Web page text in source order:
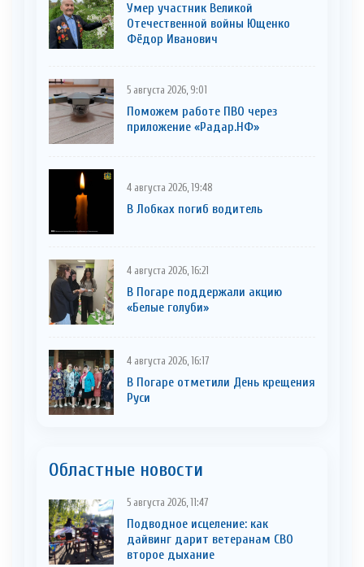
Умер участник Великой
Отечественной войны Ющенко
Фёдор Иванович
5 августа 2026, 9:01
Поможем работе ПВО через
приложение «Радар.НФ»
4 августа 2026, 19:48
В Лобках погиб водитель
4 августа 2026, 16:21
В Погаре поддержали акцию
«Белые голуби»
4 августа 2026, 16:17
В Погаре отметили День крещения
Руси
Областные новости
5 августа 2026, 11:47
Подводное исцеление: как
дайвинг дарит ветеранам СВО
второе дыхание